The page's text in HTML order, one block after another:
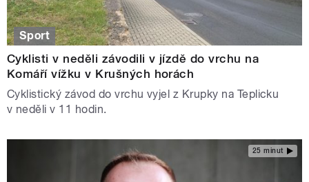
Sport
Cyklisti v neděli závodili v jízdě do vrchu na
Komáří vížku v Krušných horách
Cyklistický závod do vrchu vyjel z Krupky na Teplicku
v neděli v 11 hodin.
25 minut